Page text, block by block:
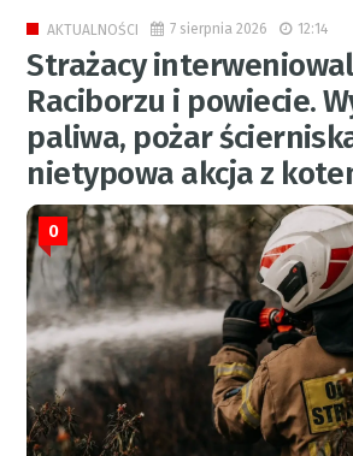
AKTUALNOŚCI 7 sierpnia 2026 12:14
Strażacy
Raciborzu i powiecie.
paliwa, pożar
nietypowa akcja z
0